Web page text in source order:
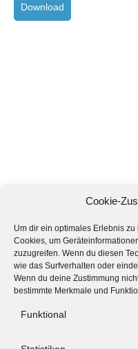
Cookie-
Um dir ein optimales Erlebnis
Cookies, um
zuzugreifen. Wenn du diesen
wie das Surfverhalten oder
Wenn du deine Zustimmung
bestimmte Merkmale und
Funktional
Download